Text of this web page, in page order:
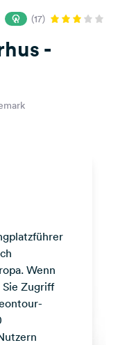
(17)
-
Wenn
Sie Zugriff